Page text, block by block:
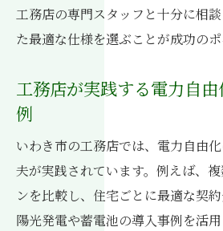
工務店の専門スタッフと十分に相
た最適な仕様を選ぶことが成功のポ
工務店が実践する電力自
例
いわき市の工務店では、電力自由
夫が実践されています。例えば、
ンを比較し、住宅ごとに最適な契
陽光発電や蓄電池の導入事例を活